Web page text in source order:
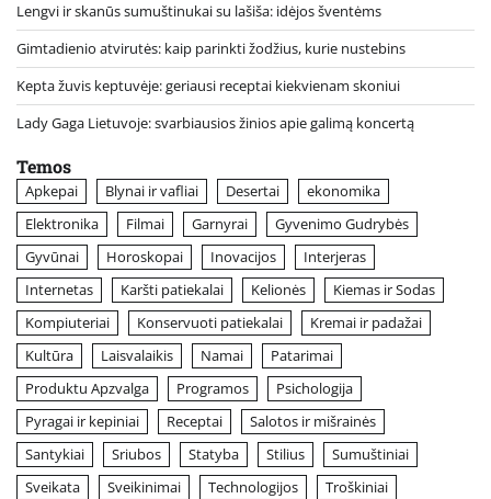
Lengvi ir skanūs sumuštinukai su lašiša: idėjos šventėms
Gimtadienio atvirutės: kaip parinkti žodžius, kurie nustebins
Kepta žuvis keptuvėje: geriausi receptai kiekvienam skoniui
Lady Gaga Lietuvoje: svarbiausios žinios apie galimą koncertą
Temos
Apkepai Blynai ir vafliai Desertai
ekonomika
Elektronika
Filmai Garnyrai
Gyvenimo Gudrybės
Gyvūnai
Horoskopai Inovacijos
Interjeras
Internetas
Karšti patiekalai Kelionės
Kiemas ir Sodas
Kompiuteriai
Konservuoti patiekalai
Kremai ir padažai
Kultūra
Laisvalaikis Namai
Patarimai
Produktu Apzvalga
Programos
Psichologija
Pyragai ir kepiniai
Receptai
Salotos ir mišrainės
Santykiai
Sriubos Statyba Stilius
Sumuštiniai
Sveikata
Sveikinimai Technologijos
Troškiniai